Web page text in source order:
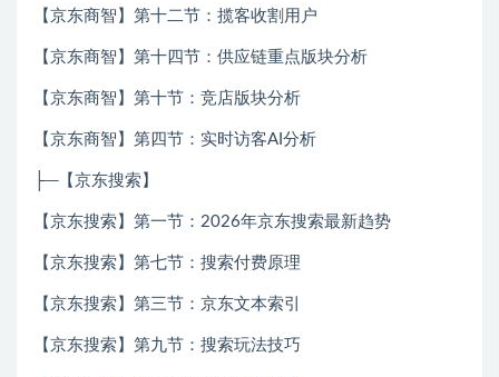
【京东商智】第十二节：揽客收割用户
【京东商智】第十四节：供应链重点版块分析
【京东商智】第十节：竞店版块分析
【京东商智】第四节：实时访客AI分析
├─【京东搜索】
【京东搜索】第一节：2026年京东搜索最新趋势
【京东搜索】第七节：搜索付费原理
【京东搜索】第三节：京东文本索引
【京东搜索】第九节：搜索玩法技巧